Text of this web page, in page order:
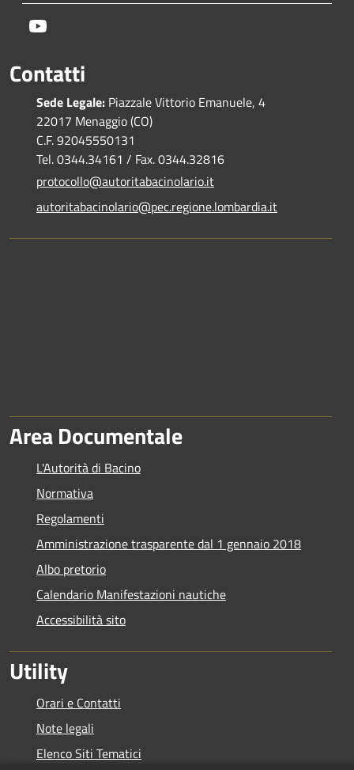
Contatti
Sede Legale: Piazzale Vittorio Emanuele, 4
22017 Menaggio (CO)
C.F. 92045550131
Tel. 0344.34161 / Fax. 0344.32816
protocollo@autoritabacinolario.it
autoritabacinolario@pec.regione.lombardia.it
Area Documentale
L'Autorità di Bacino
Normativa
Regolamenti
Amministrazione trasparente dal 1 gennaio 2018
Albo pretorio
Calendario Manifestazioni nautiche
Accessibilità sito
Utility
Orari e Contatti
Note legali
Elenco Siti Tematici